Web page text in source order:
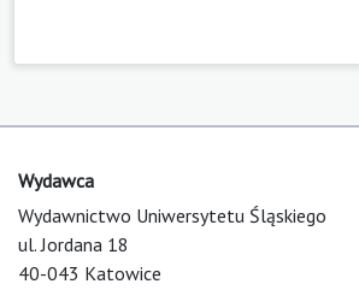
Wydawca
Wydawnictwo Uniwersytetu Śląskiego
ul. Jordana 18
40-043 Katowice